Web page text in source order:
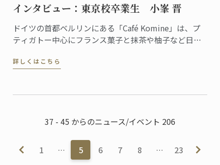
インタビュー：東京校卒業生 小峯 晋
ドイツの首都ベルリンにある「Café Komine」は、プ
ティガトー中心にフランス菓子と抹茶や柚子など日本
で評判のカフェ。オーナーパティシエの小峯晋さん
詳しくはこちら
37 - 45 からのニュース/イベント 206
1 … 5 6 7 8 … 23